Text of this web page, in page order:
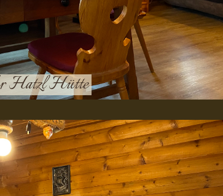
Hatzl Hütte